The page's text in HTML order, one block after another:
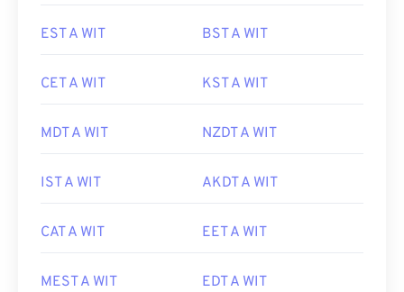
EST A WIT BST A WIT
CET A WIT KST A WIT
MDT A WIT NZDT A WIT
IST A WIT AKDT A WIT
CAT A WIT EET A WIT
MEST A WIT EDT A WIT